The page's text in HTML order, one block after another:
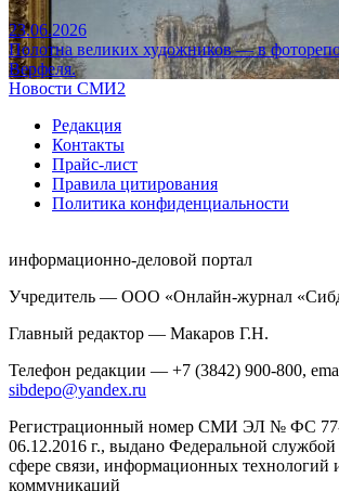
23.06.2026
Полотна великих художников — в
Верфеля.
Новости СМИ2
Редакция
Контакты
Прайс-лист
Правила цитирования
Политика конфиденциальности
информационно-деловой портал
Учредитель — ООО «Онлайн-журнал
Главный редактор — Макаров Г.Н.
Телефон редакции — +7 (3842) 900-800,
sibdepo@yandex.ru
Регистрационный номер СМИ ЭЛ № ФС 77-
06.12.2016 г., выдано Федеральной службой
сфере связи, информационных технологий
коммуникаций